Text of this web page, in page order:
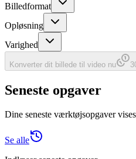
Billedformat
Opløsning
Varighed
Konverter dit billede til video nu
Seneste opgaver
Dine seneste værktøjsopgaver
Se alle